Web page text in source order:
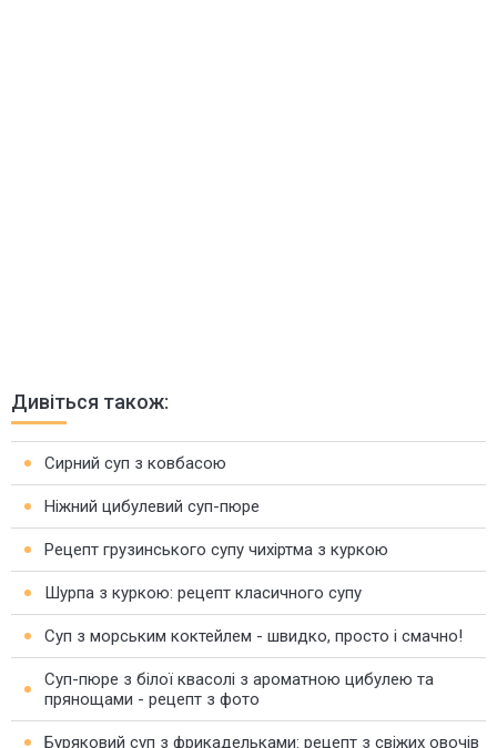
Дивіться також:
Сирний суп з ковбасою
Ніжний цибулевий суп-пюре
Рецепт грузинського супу чихіртма з куркою
Шурпа з куркою: рецепт класичного супу
Суп з морським коктейлем - швидко, просто і смачно!
Суп-пюре з білої квасолі з ароматною цибулею та
прянощами - рецепт з фото
Буряковий суп з фрикадельками: рецепт з свіжих овочів